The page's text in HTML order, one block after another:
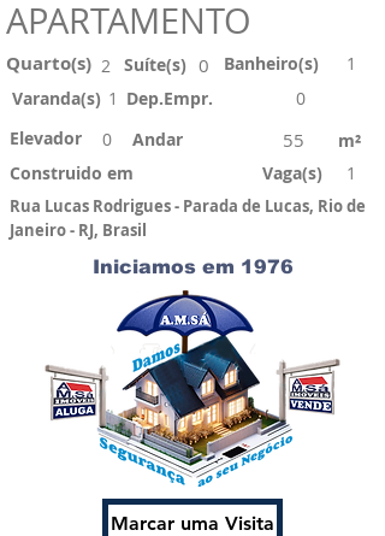
APARTAMENTO
Quarto(s) 2 Suíte(s) 0 Banheiro(s)
1
Varanda(s) 1 Dep.Empr.
0
Elevador
0
Andar
Construido em
55
m²
Vaga(s)
1
Rua Lucas Rodrigues - Parada de Lucas, Rio de
Janeiro - RJ, Brasil
Iniciamos em 1976
Marcar uma Visita